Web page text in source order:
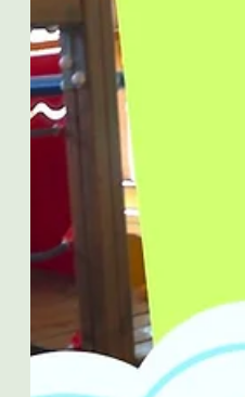
ールを使いました。 机の上
ょうどよいカゴでキャッチ
も、 途中からカーブするこ